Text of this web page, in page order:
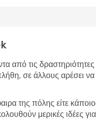
από τις
σε άλλους αρέσει
της πόλης είτε
μερικές ιδέες